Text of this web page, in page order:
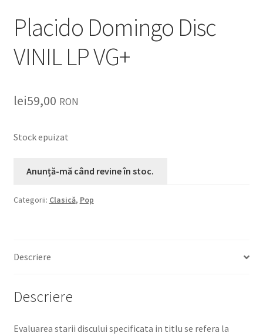
Placido Domingo Disc
VINIL LP VG+
lei59,00 RON
Stock epuizat
Categorii: Clasică, Pop
Descriere
Descriere
Evaluarea starii discului specificata in titlu se refera la